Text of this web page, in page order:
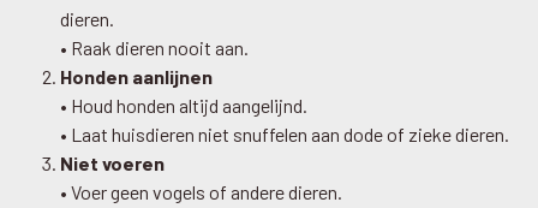
dieren.
• Raak dieren nooit aan.
Honden aanlijnen
• Houd honden altijd aangelijnd.
• Laat huisdieren niet snuffelen aan dode of zieke dieren.
Niet voeren
• Voer geen vogels of andere dieren.